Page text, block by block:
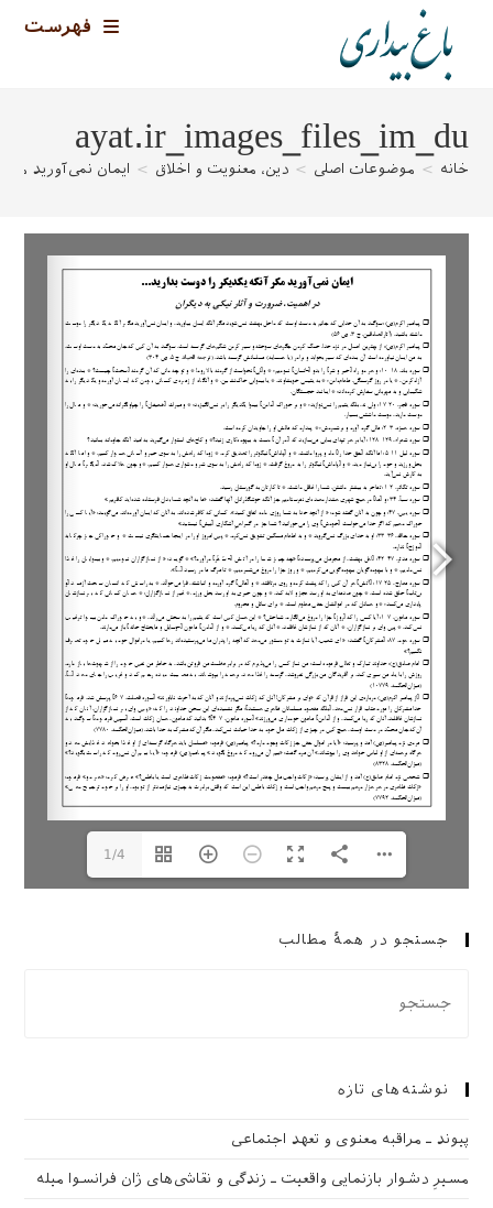
فهرست
ayat.ir_images_files_im_du
خانه > موضوعات اصلی > دین، معنویت و اخلاق > ایمان نمی‌آورید
1/4
جستجو در همهٔ مطالب
نوشته‌های تازه
پیوند ـ مراقبه‌ معنوی و تعهد اجتماعی
مسیرِ دشوار بازنمایی واقعیت ـ زندگی و نقاشی‌های ژان فرانسوا میله